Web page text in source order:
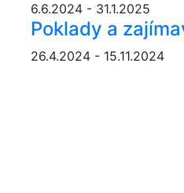
6.6.2024 - 31.1.2025
Poklady a
26.4.2024 - 15.11.2024